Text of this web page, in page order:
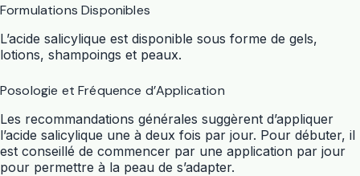
Formulations Disponibles
L’acide salicylique est disponible sous forme de gels,
lotions, shampoings et peaux.
Posologie et Fréquence d’Application
Les recommandations générales suggèrent d’appliquer
l’acide salicylique une à deux fois par jour. Pour débuter, il
est conseillé de commencer par une application par jour
pour permettre à la peau de s’adapter.